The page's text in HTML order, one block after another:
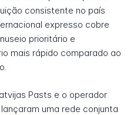
consistente no país
expresso cobre
prioritário e
mais rápido comparado ao
Pasts e o operador
uma rede conjunta